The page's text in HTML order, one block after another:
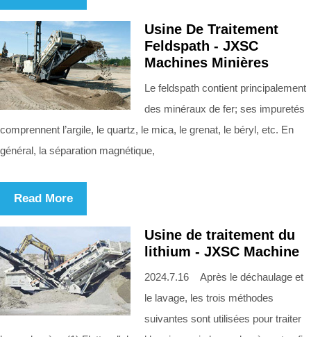
Usine De Traitement
Feldspath - JXSC
Machines Minières
Le feldspath contient principalement
des minéraux de fer; ses impuretés
comprennent l’argile, le quartz, le mica, le grenat, le béryl, etc. En
général, la séparation magnétique,
Read More
Usine de traitement du
lithium - JXSC Machine
2024.7.16 Après le déchaulage et
le lavage, les trois méthodes
suivantes sont utilisées pour traiter